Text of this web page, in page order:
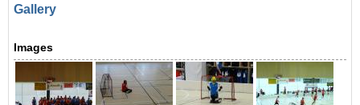
Gallery
Images